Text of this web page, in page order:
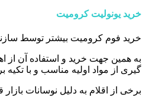
خرید یونولیت کرومیت
خرید فوم کرومیت بیشتر توسط
به همین جهت خرید و استفاده آن از
گیری از مواد اولیه مناسب و با
برخی از اقلام به دلیل نوسانات